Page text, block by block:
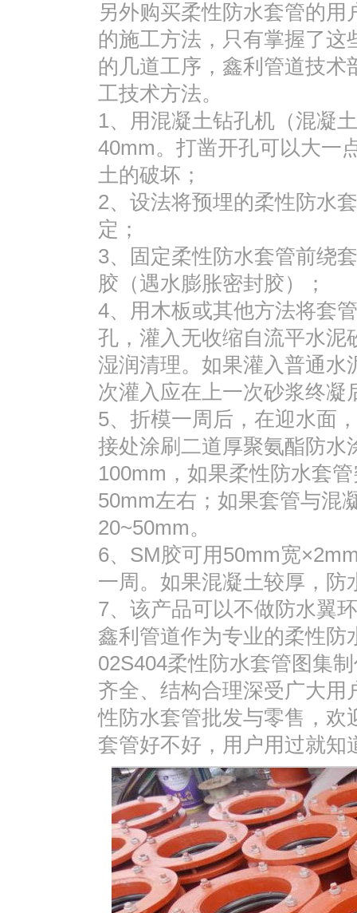
另外购买柔性防水套管的
的施工方法，只有掌握了
的几道工序，鑫利管道技
工技术方法。
1、用混凝土钻孔机（混凝
40mm。打凿开孔可以大一
土的破坏；
2、设法将预埋的柔性防水
定；
3、固定柔性防水套管前绕
胶（遇水膨胀密封胶）；
4、用木板或其他方法将套
孔，灌入无收缩自流平水泥
湿润清理。如果灌入普通水
次灌入应在上一次砂浆终凝
5、折模一周后，在迎水面
接处涂刷二道厚聚氨酯防水
100mm，如果柔性防水套
50mm左右；如果套管与混
20~50mm。
6、SM胶可用50mm宽
一周。如果混凝土较厚，防
7、该产品可以不做防水翼
鑫利管道作为专业的柔性防
02S404柔性防水套管图集
齐全、结构合理深受广大用
性防水套管批发与零售，欢
套管好不好，用户用过就知